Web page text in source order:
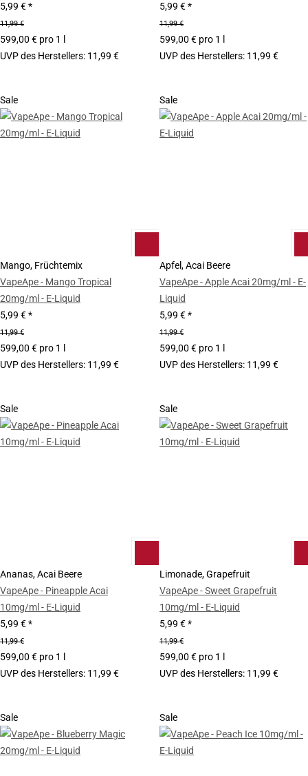
5,99 €*
11,99 €
599,00 € pro 1 l
UVP des Herstellers: 11,99 €
5,99 €*
11,99 €
599,00 € pro 1 l
UVP des Herstellers: 11,99 €
Sale
Mango, Früchtemix
VapeApe - Mango Tropical
20mg/ml - E-Liquid
5,99 €*
11,99 €
599,00 € pro 1 l
UVP des Herstellers: 11,99 €
Sale
Apfel, Acai Beere
VapeApe - Apple Acai 20mg/ml - E-
Liquid
5,99 €*
11,99 €
599,00 € pro 1 l
UVP des Herstellers: 11,99 €
Sale
Ananas, Acai Beere
VapeApe - Pineapple Acai
10mg/ml - E-Liquid
5,99 €*
11,99 €
599,00 € pro 1 l
UVP des Herstellers: 11,99 €
Sale
Limonade, Grapefruit
VapeApe - Sweet Grapefruit
10mg/ml - E-Liquid
5,99 €*
11,99 €
599,00 € pro 1 l
UVP des Herstellers: 11,99 €
Sale Sale